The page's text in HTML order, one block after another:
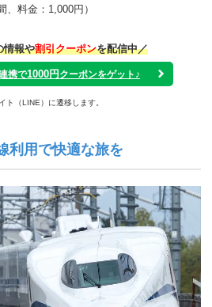
、料金：1,000円）
情報や割引クーポンを配信中／
携で1000円 クーポンをゲット♪
ト（LINE）に遷移します。
利用で快適な旅を